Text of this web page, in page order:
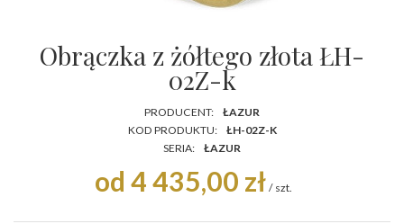
Obrączka z żółtego złota ŁH-
02Z-k
PRODUCENT:
ŁAZUR
KOD PRODUKTU:
ŁH-02Z-K
SERIA:
ŁAZUR
od 4 435,00 zł / szt.